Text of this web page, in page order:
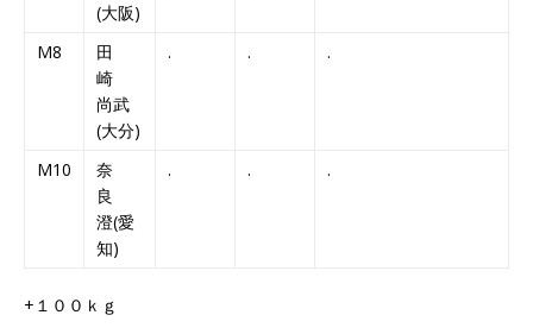
(大阪)
M8
田
崎
尚武
(大分)
. . .
M10
奈
良
澄(愛
知)
. . .
+１００ｋｇ